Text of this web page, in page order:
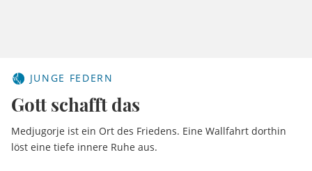
JUNGE FEDERN
Gott schafft das
Medjugorje ist ein Ort des Friedens. Eine Wallfahrt dorthin
löst eine tiefe innere Ruhe aus.